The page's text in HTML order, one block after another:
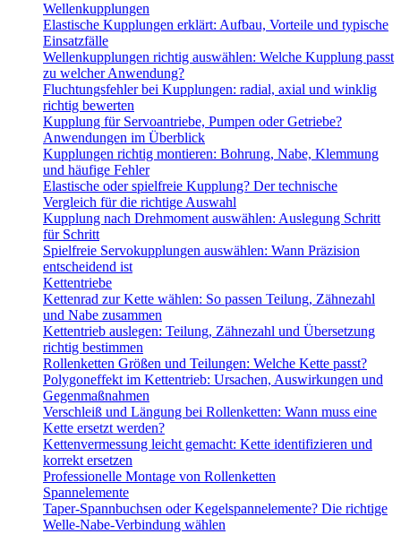
Wellenkupplungen
Elastische Kupplungen erklärt: Aufbau, Vorteile und typische
Einsatzfälle
Wellenkupplungen richtig auswählen: Welche Kupplung passt
zu welcher Anwendung?
Fluchtungsfehler bei Kupplungen: radial, axial und winklig
richtig bewerten
Kupplung für Servoantriebe, Pumpen oder Getriebe?
Anwendungen im Überblick
Kupplungen richtig montieren: Bohrung, Nabe, Klemmung
und häufige Fehler
Elastische oder spielfreie Kupplung? Der technische
Vergleich für die richtige Auswahl
Kupplung nach Drehmoment auswählen: Auslegung Schritt
für Schritt
Spielfreie Servokupplungen auswählen: Wann Präzision
entscheidend ist
Kettentriebe
Kettenrad zur Kette wählen: So passen Teilung, Zähnezahl
und Nabe zusammen
Kettentrieb auslegen: Teilung, Zähnezahl und Übersetzung
richtig bestimmen
Rollenketten Größen und Teilungen: Welche Kette passt?
Polygoneffekt im Kettentrieb: Ursachen, Auswirkungen und
Gegenmaßnahmen
Verschleiß und Längung bei Rollenketten: Wann muss eine
Kette ersetzt werden?
Kettenvermessung leicht gemacht: Kette identifizieren und
korrekt ersetzen
Professionelle Montage von Rollenketten
Spannelemente
Taper-Spannbuchsen oder Kegelspannelemente? Die richtige
Welle-Nabe-Verbindung wählen